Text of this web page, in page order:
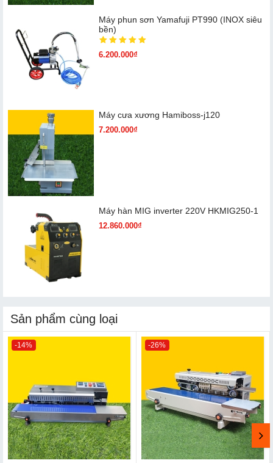
Máy phun sơn Yamafuji PT990 (INOX siêu
bền)
6.200.000₫
Máy cưa xương Hamiboss-j120
7.200.000₫
Máy hàn MIG inverter 220V HKMIG250-1
12.860.000₫
Sản phẩm cùng loại
-14% -26%